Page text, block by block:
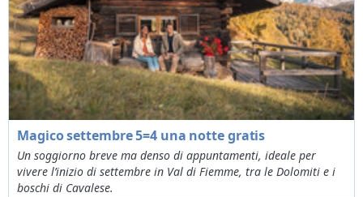
Magico settembre 5=4 una notte gratis
Un soggiorno breve ma denso di appuntamenti, ideale per
vivere l’inizio di settembre in Val di Fiemme, tra le Dolomiti e i
boschi di Cavalese.